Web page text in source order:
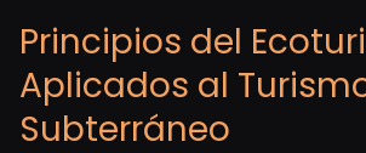
Principios del
Aplicados al
Subterráneo